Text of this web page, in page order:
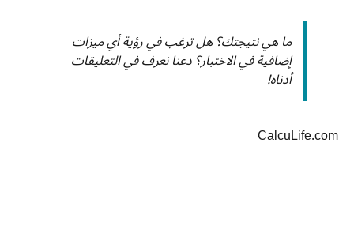
ما هي نتيجتك؟ هل ترغب في رؤية أي ميزات
إضافية في الاختبار؟ دعنا نعرف في التعليقات
أدناه!
CalcuLife.com